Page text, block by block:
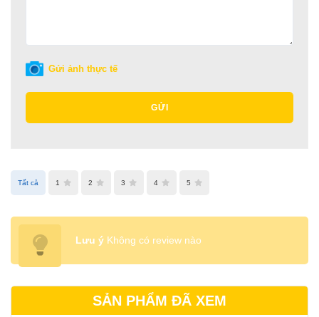
Gửi ảnh thực tế
GỬI
Tất cả 1 2 3 4 5
Lưu ý Không có review nào
SẢN PHẨM ĐÃ XEM